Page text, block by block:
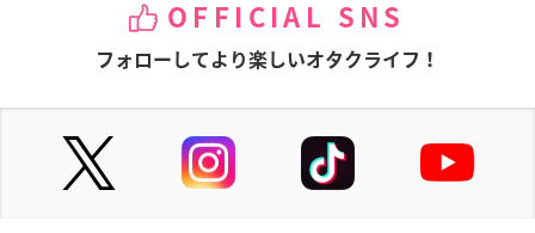
OFFICIAL SNS
フォローしてより楽しいオタクライフ！